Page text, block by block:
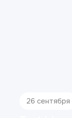
26 сентября